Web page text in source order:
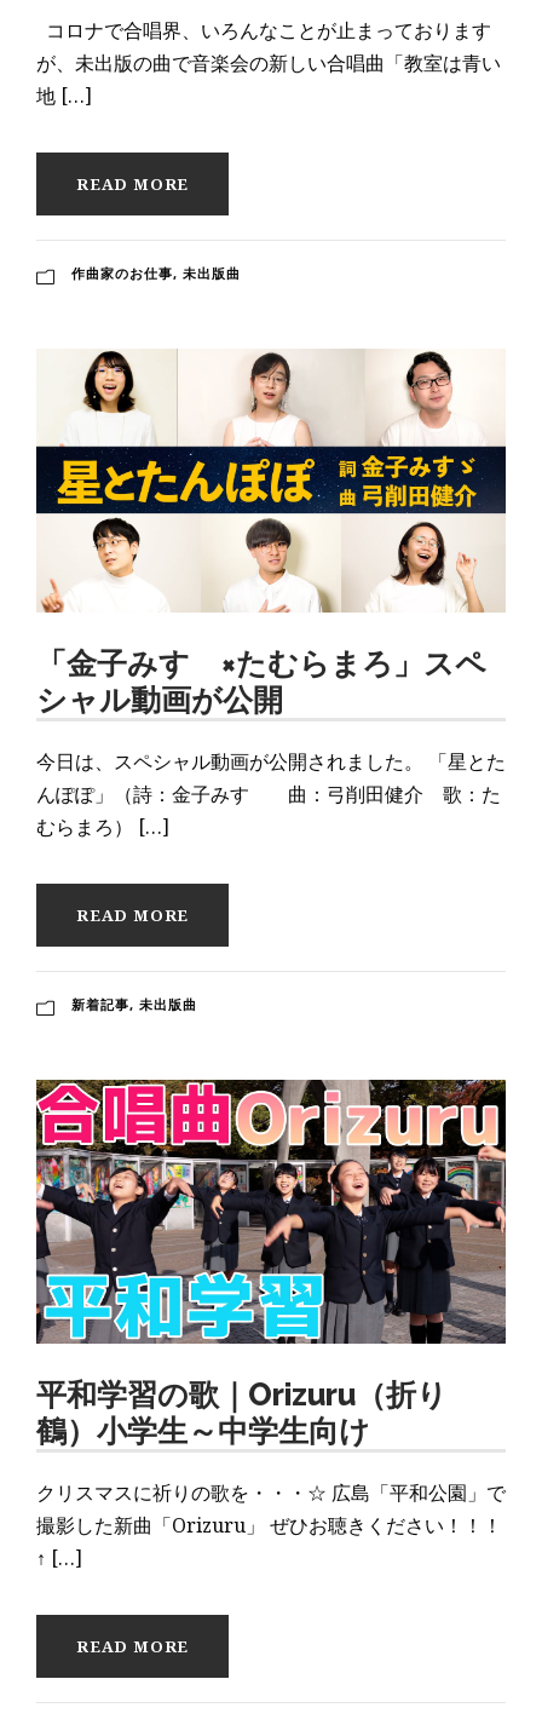
コロナで合唱界、いろんなことが止まっております
が、未出版の曲で音楽会の新しい合唱曲「教室は青い
地 […]
READ MORE
作曲家のお仕事, 未出版曲
「金子みすゞ×たむらまろ」スペ
シャル動画が公開
今日は、スペシャル動画が公開されました。 「星とた
んぽぽ」（詩：金子みすゞ 曲：弓削田健介 歌：た
むらまろ） […]
READ MORE
新着記事, 未出版曲
平和学習の歌｜Orizuru（折り
鶴）小学生～中学生向け
クリスマスに祈りの歌を・・・☆ 広島「平和公園」で
撮影した新曲「Orizuru」 ぜひお聴きください！！！
↑ […]
READ MORE